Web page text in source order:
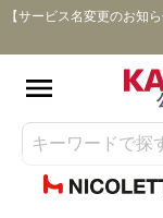
【サービス名変更のお知